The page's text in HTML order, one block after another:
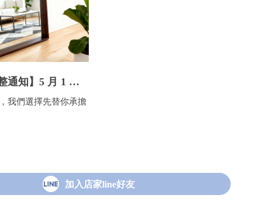
通知】5 月 1 日
品將進行價格調
我們選擇先替你承擔
月 1 日起，部分商品
加入店家line好友